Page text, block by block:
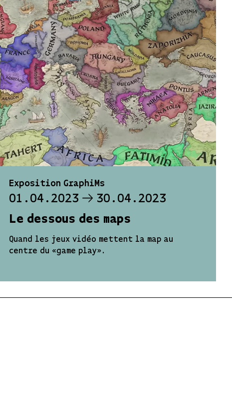
Exposition GraphiMs
01.04.2023
30.04.2023
Le dessous des maps
Quand les jeux vidéo mettent la map au
centre du «game play».